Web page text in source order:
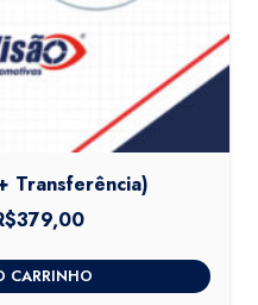
Transferência)
379,00
preço
atual
CARRINHO